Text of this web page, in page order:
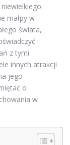
małpy w
świata,
z tymi
innych atrakcji
jego
o
w